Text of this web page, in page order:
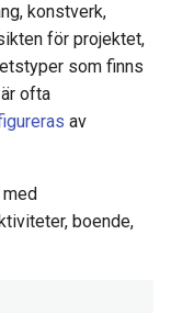
konstverk,
för projektet,
som finns
ofta
av
boende,